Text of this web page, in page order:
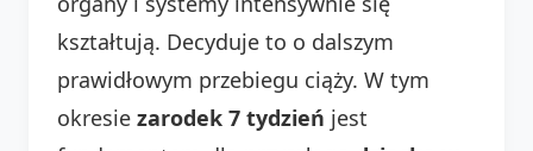
kształtują. Decyduje to o dalszym
prawidłowym przebiegu ciąży. W tym
okresie zarodek 7 tydzień jest